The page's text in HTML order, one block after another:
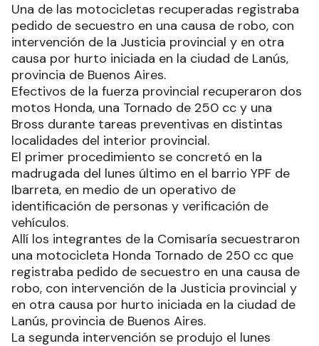
Una de las motocicletas recuperadas registraba
pedido de secuestro en una causa de robo, con
intervención de la Justicia provincial y en otra
causa por hurto iniciada en la ciudad de Lanús,
provincia de Buenos Aires.
Efectivos de la fuerza provincial recuperaron dos
motos Honda, una Tornado de 250 cc y una
Bross durante tareas preventivas en distintas
localidades del interior provincial.
El primer procedimiento se concretó en la
madrugada del lunes último en el barrio YPF de
Ibarreta, en medio de un operativo de
identificación de personas y verificación de
vehículos.
Allí los integrantes de la Comisaría secuestraron
una motocicleta Honda Tornado de 250 cc que
registraba pedido de secuestro en una causa de
robo, con intervención de la Justicia provincial y
en otra causa por hurto iniciada en la ciudad de
Lanús, provincia de Buenos Aires.
La segunda intervención se produjo el lunes